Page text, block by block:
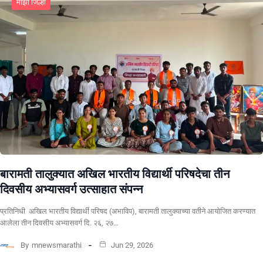
माझा जिल्हा
बारामती तालुक्यात अखिल भारतीय विद्यार्थी परिषदेचा तीन
दिवसीय अभ्यासवर्ग उत्साहात संपन्न
प्रतिनिधी अखिल भारतीय विद्यार्थी परिषद (अभाविप), बारामती तालुक्याच्या वतीने आयोजित करण्यात
आलेला तीन दिवसीय अभ्यासवर्ग दि. २६, २७…
By mnewsmarathi Jun 29, 2026